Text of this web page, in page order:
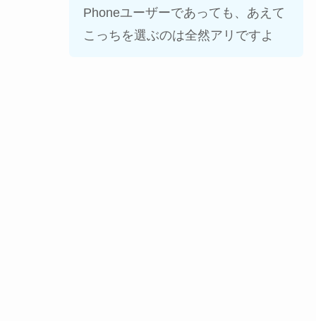
Phoneユーザーであっても、あえて
こっちを選ぶのは全然アリですよ